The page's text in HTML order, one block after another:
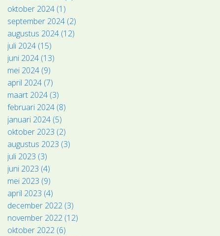
oktober 2024 (1)
september 2024 (2)
augustus 2024 (12)
juli 2024 (15)
juni 2024 (13)
mei 2024 (9)
april 2024 (7)
maart 2024 (3)
februari 2024 (8)
januari 2024 (5)
oktober 2023 (2)
augustus 2023 (3)
juli 2023 (3)
juni 2023 (4)
mei 2023 (9)
april 2023 (4)
december 2022 (3)
november 2022 (12)
oktober 2022 (6)